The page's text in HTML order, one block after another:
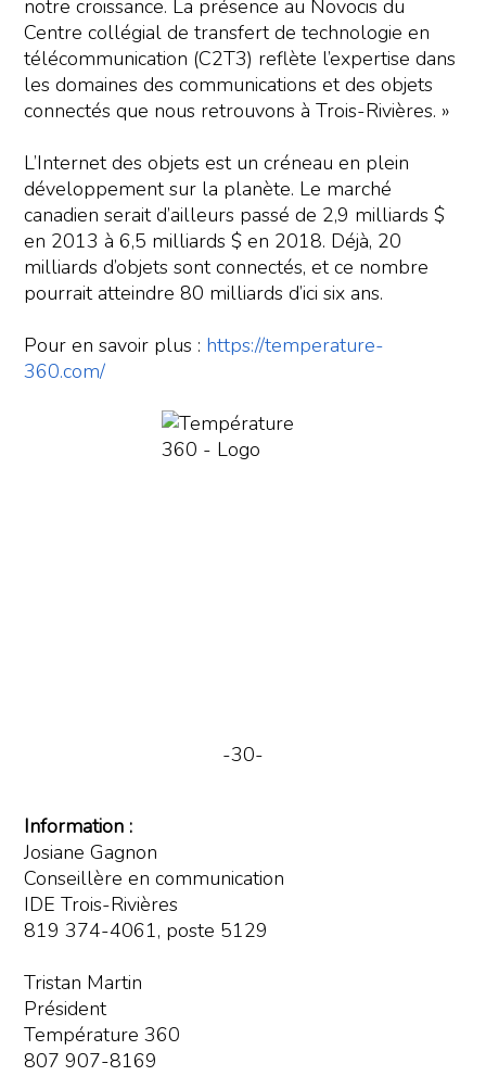
notre croissance. La présence au Novocis du
Centre collégial de transfert de technologie en
télécommunication (C2T3) reflète l’expertise dans
les domaines des communications et des objets
connectés que nous retrouvons à Trois-Rivières. »
L’Internet des objets est un créneau en plein
développement sur la planète. Le marché
canadien serait d’ailleurs passé de 2,9 milliards $
en 2013 à 6,5 milliards $ en 2018. Déjà, 20
milliards d’objets sont connectés, et ce nombre
pourrait atteindre 80 milliards d’ici six ans.
Pour en savoir plus : https://temperature-
360.com/
-30-
Information :
Josiane Gagnon
Conseillère en communication
IDE Trois-Rivières
819 374-4061, poste 5129
Tristan Martin
Président
Température 360
807 907-8169